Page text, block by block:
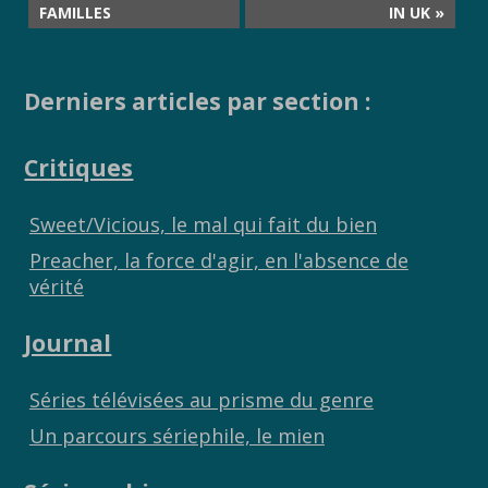
FAMILLES
IN UK »
Derniers articles par section :
Critiques
Sweet/Vicious, le mal qui fait du bien
Preacher, la force d'agir, en l'absence de
vérité
Journal
Séries télévisées au prisme du genre
Un parcours sériephile, le mien